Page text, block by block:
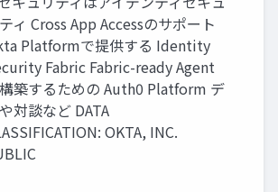
ィ Cross App Accessのサポート
Platformで提供する Identity
Fabric Fabric-ready Agent
築するための Auth0 Platform デ
対談など DATA
OKTA, INC.